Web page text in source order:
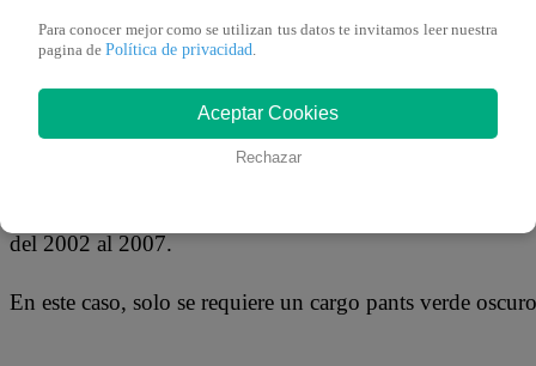
Para esta alternativa se necesita un jean azul o celeste
Kim Possible
del 2002 al 2007.
En este caso, solo se requiere un cargo pants verde
Para conocer mejor como se utilizan tus datos te invitamos leer nuestra
pagina de Política de privacidad
Aceptar Cookies
Rechazar